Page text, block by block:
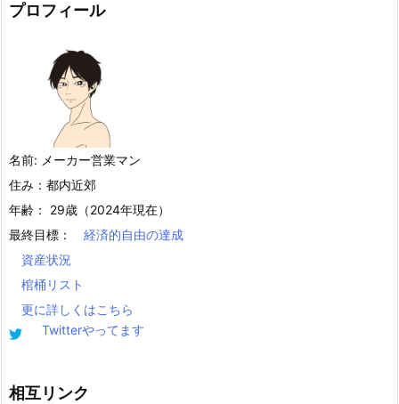
プロフィール
名前: メーカー営業マン
住み：都内近郊
年齢： 29歳（2024年現在）
最終目標：
経済的自由の達成
資産状況
棺桶リスト
更に詳しくはこちら
Twitterやってます
相互リンク